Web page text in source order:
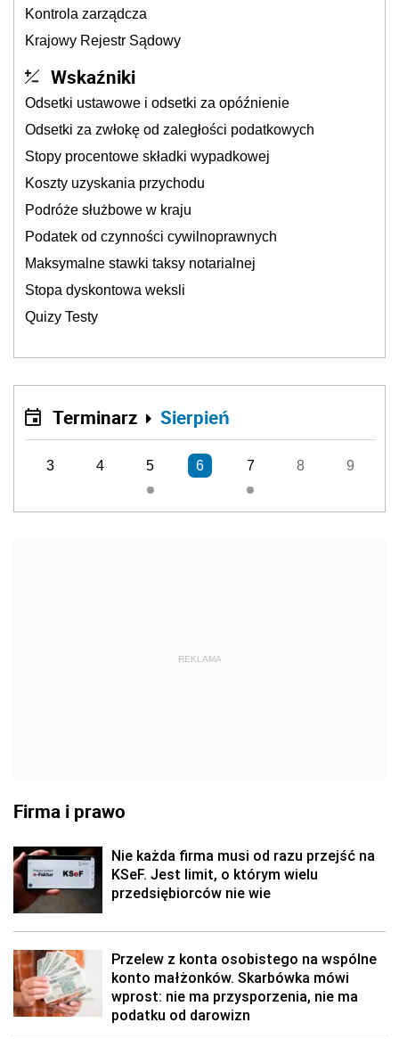
Kontrola zarządcza
Krajowy Rejestr Sądowy
Wskaźniki
Odsetki ustawowe i odsetki za opóźnienie
Odsetki za zwłokę od zaległości podatkowych
Stopy procentowe składki wypadkowej
Koszty uzyskania przychodu
Podróże służbowe w kraju
Podatek od czynności cywilnoprawnych
Maksymalne stawki taksy notarialnej
Stopa dyskontowa weksli
Quizy Testy
Terminarz Sierpień
3 4 5 6 7 8 9
REKLAMA
Firma i prawo
Nie każda firma musi od razu przejść na
KSeF. Jest limit, o którym wielu
przedsiębiorców nie wie
Przelew z konta osobistego na wspólne
konto małżonków. Skarbówka mówi
wprost: nie ma przysporzenia, nie ma
podatku od darowizn